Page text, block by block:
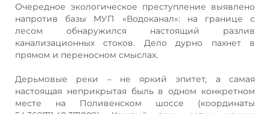
Очередное экологическое преступление выявлено
напротив базы МУП «Водоканал»: на границе с
лесом обнаружился настоящий разлив
канализационных стоков. Дело дурно пахнет в
прямом и переносном смыслах.
Дерьмовые реки – не яркий эпитет, а самая
настоящая неприкрытая быль в одном конкретном
месте на Поливенском шоссе (координаты